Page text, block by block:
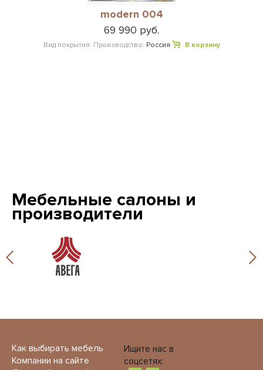
modern 004
69 990 руб.
Вид покрытия: Производство: Россия В корзину
Мебельные салоны и
производители
Как выбирать мебель
Компании на сайте
Ищите нас в
соцсетях: